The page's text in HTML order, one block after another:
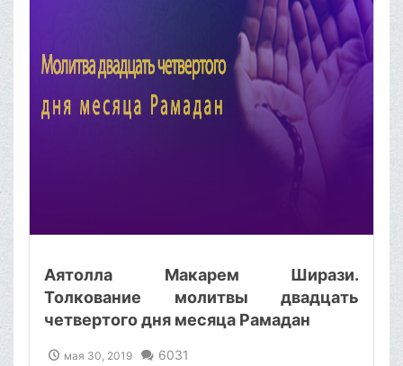
Аятолла Макарем Ширази.
Толкование молитвы двадцать
четвертого дня месяца Рамадан
мая 30, 2019 6031